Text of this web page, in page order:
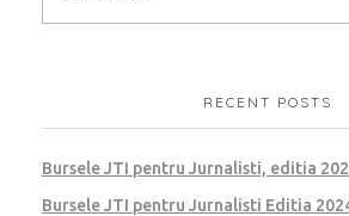
RECENT POSTS
Bursele JTI pentru Jurnalisti, editia
Bursele JTI pentru Jurnalisti Editia